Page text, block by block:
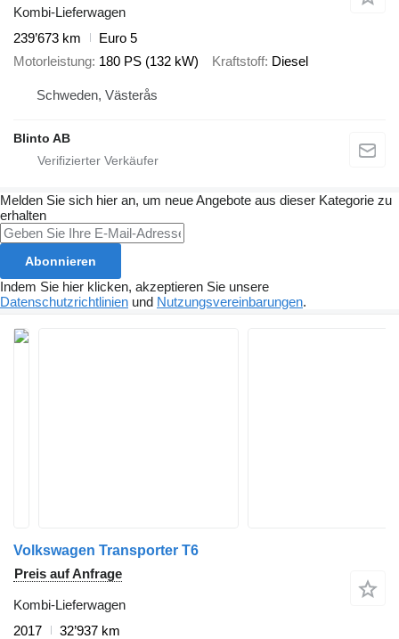
Kombi-Lieferwagen
239’673 km
Euro 5
Motorleistung 180 PS (132 kW) Kraftstoff Diesel
Schweden, Västerås
Blinto AB
Melden Sie sich hier an, um neue Angebote aus dieser Kategorie zu
erhalten
Abonnieren
Indem Sie hier klicken, akzeptieren Sie unsere
Datenschutzrichtlinien und Nutzungsvereinbarungen.
Volkswagen Transporter T6
Preis auf Anfrage
Kombi-Lieferwagen
2017
32’937 km